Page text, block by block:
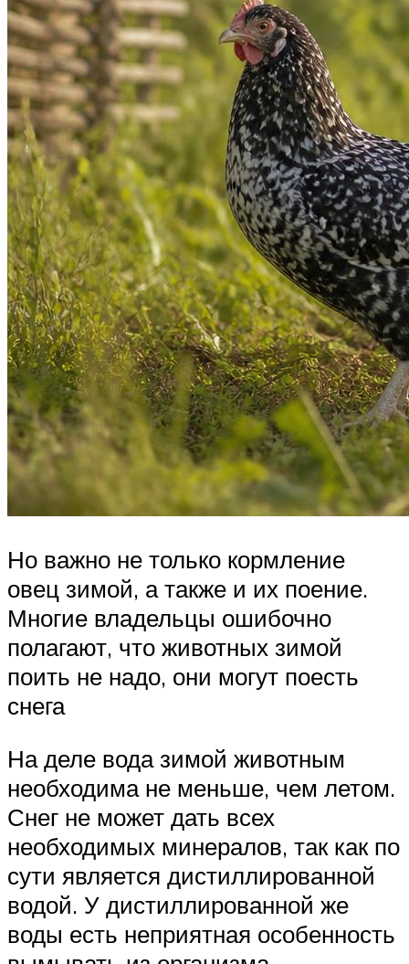
Но важно не только кормление
овец зимой, а также и их поение.
Многие владельцы ошибочно
полагают, что животных зимой
поить не надо, они могут поесть
снега
На деле вода зимой животным
необходима не меньше, чем летом.
Снег не может дать всех
необходимых минералов, так как по
сути является дистиллированной
водой. У дистиллированной же
воды есть неприятная особенность